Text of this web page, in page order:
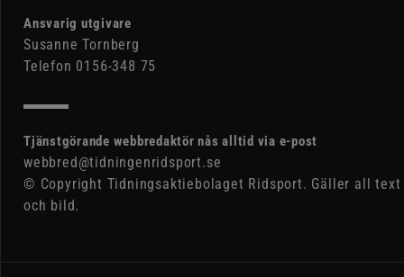
Ansvarig utgivare
Susanne Tornberg
Telefon 0156-348 75
Tjänstgörande webbredaktör nås alltid via e-post
webbred@tidningenridsport.se
© Copyright Tidningsaktiebolaget Ridsport. Gäller all text
och bild.